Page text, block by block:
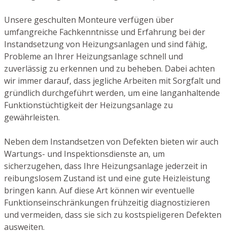
Unsere geschulten Monteure verfügen über
umfangreiche Fachkenntnisse und Erfahrung bei der
Instandsetzung von Heizungsanlagen und sind fähig,
Probleme an Ihrer Heizungsanlage schnell und
zuverlässig zu erkennen und zu beheben. Dabei achten
wir immer darauf, dass jegliche Arbeiten mit Sorgfalt und
gründlich durchgeführt werden, um eine langanhaltende
Funktionstüchtigkeit der Heizungsanlage zu
gewährleisten.
Neben dem Instandsetzen von Defekten bieten wir auch
Wartungs- und Inspektionsdienste an, um
sicherzugehen, dass Ihre Heizungsanlage jederzeit in
reibungslosem Zustand ist und eine gute Heizleistung
bringen kann. Auf diese Art können wir eventuelle
Funktionseinschränkungen frühzeitig diagnostizieren
und vermeiden, dass sie sich zu kostspieligeren Defekten
ausweiten.